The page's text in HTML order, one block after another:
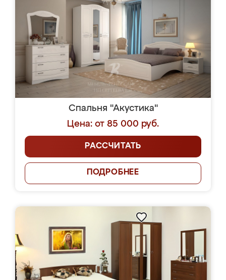
Спальня "Акустика"
Цена: от 85 000 руб.
РАССЧИТАТЬ
ПОДРОБНЕЕ